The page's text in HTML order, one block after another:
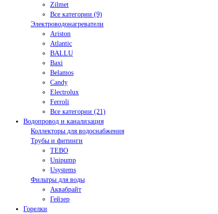
Zilmet
Все категории (9)
Электроводонагреватели
Ariston
Atlantic
BALLU
Baxi
Belamos
Candy
Electrolux
Ferroli
Все категории (21)
Водопровод и канализация
Коллекторы для водоснабжения
Трубы и фитинги
TEBO
Unipump
Usystems
Фильтры для воды
Аквабрайт
Гейзер
Горелки